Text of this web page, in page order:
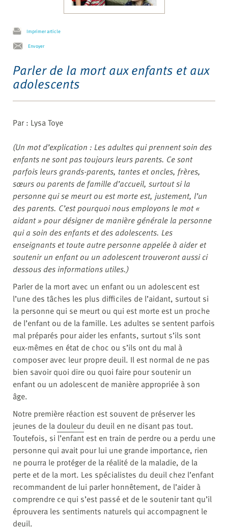
Imprimer article
Envoyer
Parler de la mort aux enfants et aux
adolescents
Par : Lysa Toye
(Un mot d’explication : Les adultes qui prennent soin des
enfants ne sont pas toujours leurs parents. Ce sont
parfois leurs grands-parents, tantes et oncles, frères,
sœurs ou parents de famille d’accueil, surtout si la
personne qui se meurt ou est morte est, justement, l’un
des parents. C’est pourquoi nous employons le mot «
aidant » pour désigner de manière générale la personne
qui a soin des enfants et des adolescents. Les
enseignants et toute autre personne appelée à aider et
soutenir un enfant ou un adolescent trouveront aussi ci
dessous des informations utiles.)
Parler de la mort avec un enfant ou un adolescent est
l’une des tâches les plus difficiles de l’aidant, surtout si
la personne qui se meurt ou qui est morte est un proche
de l’enfant ou de la famille. Les adultes se sentent parfois
mal préparés pour aider les enfants, surtout s’ils sont
eux-mêmes en état de choc ou s’ils ont du mal à
composer avec leur propre deuil. Il est normal de ne pas
bien savoir quoi dire ou quoi faire pour soutenir un
enfant ou un adolescent de manière appropriée à son
âge.
Notre première réaction est souvent de préserver les
jeunes de la douleurdu deuil en ne disant pas tout.
Toutefois, si l’enfant est en train de perdre ou a perdu une
personne qui avait pour lui une grande importance, rien
ne pourra le protéger de la réalité de la maladie, de la
perte et de la mort. Les spécialistes du deuil chez l’enfant
recommandent de lui parler honnêtement, de l’aider à
comprendre ce qui s’est passé et de le soutenir tant qu’il
éprouvera les sentiments naturels qui accompagnent le
deuil.